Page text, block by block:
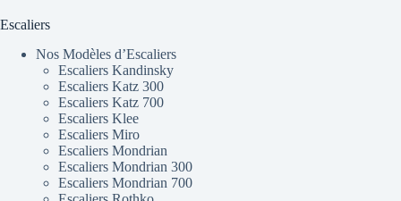
Escaliers
Nos Modèles d’Escaliers
Escaliers Kandinsky
Escaliers Katz 300
Escaliers Katz 700
Escaliers Klee
Escaliers Miro
Escaliers Mondrian
Escaliers Mondrian 300
Escaliers Mondrian 700